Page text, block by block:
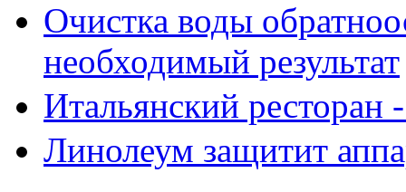
Очистка воды
необходимый результат
Итальянский
Линолеум защитит